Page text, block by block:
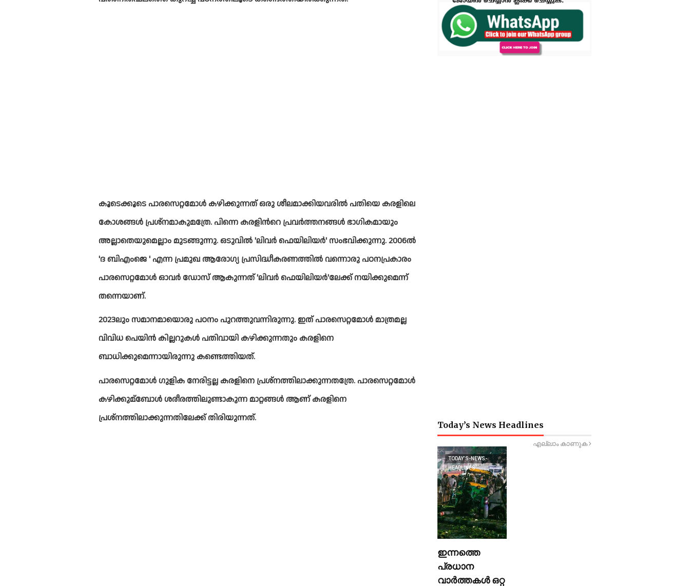
കൂടെക്കൂടെ പാരസെറ്റമോള്‍ കഴിക്കുന്നത് ഒരു ശീലമാക്കിയവരില്‍ പതിയെ കരളിലെ
കോശങ്ങള്‍ പ്രശ്നമാകുമത്രേ. പിന്നെ കരളിന്‍റെ പ്രവര്‍ത്തനങ്ങള്‍ ഭാഗികമായും
അല്ലാതെയുമെല്ലാം മുടങ്ങുന്നു. ഒടുവില്‍ 'ലിവര്‍ ഫെയിലിയര്‍' സംഭവിക്കുന്നു. 2006ല്‍
'ദ ബിഎംജെ ' എന്ന പ്രമുഖ ആരോഗ്യ പ്രസിദ്ധീകരണത്തില്‍ വന്നൊരു പഠനപ്രകാരം
പാരസെറ്റമോള്‍ ഓവര്‍ ഡോസ് ആകുന്നത് 'ലിവര്‍ ഫെയിലിയര്‍'ലേക്ക് നയിക്കുമെന്ന്
തന്നെയാണ്.
2023ലും സമാനമായൊരു പഠനം പുറത്തുവന്നിരുന്നു. ഇത് പാരസെറ്റമോള്‍ മാത്രമല്ല
വിവിധ പെയിൻ കില്ലറുകള്‍ പതിവായി കഴിക്കുന്നതും കരളിനെ
ബാധിക്കുമെന്നായിരുന്നു കണ്ടെത്തിയത്.
പാരസെറ്റമോള്‍ ഗുളിക നേരിട്ടല്ല കരളിനെ പ്രശ്നത്തിലാക്കുന്നതത്രേ. പാരസെറ്റമോള്‍
കഴിക്കുമ്ബോള്‍ ശരീരത്തിലുണ്ടാകുന്ന മാറ്റങ്ങള്‍ ആണ് കരളിനെ
പ്രശ്നത്തിലാക്കുന്നതിലേക്ക് തിരിയുന്നത്.
Today’s News Headlines
എല്ലാം കാണുക
TODAY’S-NEWS-
HEADLINES
ഇന്നത്തെ
പ്രധാന
വാർത്തകൾ ഒറ്റ